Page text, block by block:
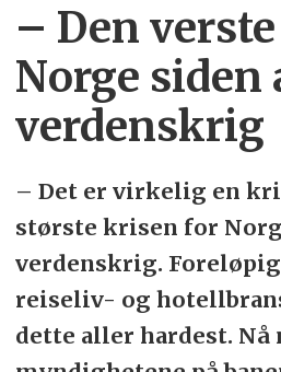
– Den
Norge siden
verdenskrig
– Det er virkelig en
største krisen for
verdenskrig.
reiseliv- og
dette aller hardest. Nå